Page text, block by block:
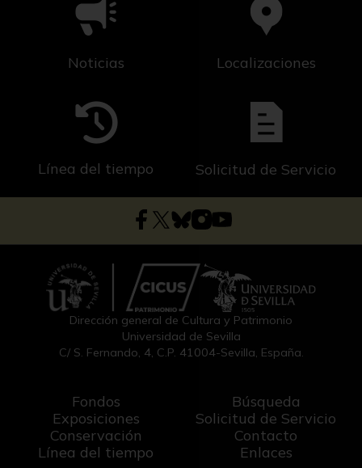
Noticias Localizaciones
Línea del tiempo Solicitud de Servicio
Dirección general de Cultura y Patrimonio
Universidad de Sevilla
C/ S. Fernando, 4, C.P. 41004-Sevilla, España.
Fondos
Exposiciones
Conservación
Línea del tiempo
Búsqueda
Solicitud de Servicio
Contacto
Enlaces